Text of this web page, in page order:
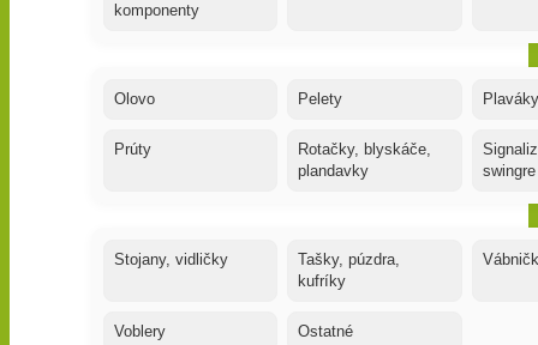
komponenty
Olovo Pelety
Prúty
Rotačky, blyskáče,
plandavky
swingre
Stojany, vidličky
Tašky, púzdra,
kufríky
Voblery Ostatné